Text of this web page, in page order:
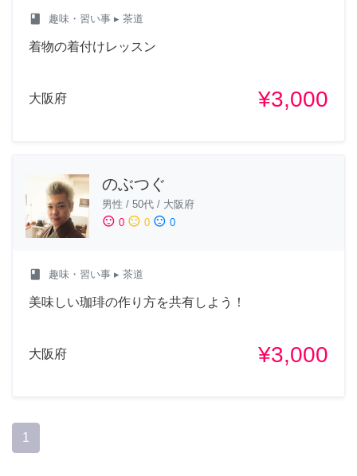
class 趣味・習い事 ▸ 茶道
着物の着付けレッスン
大阪府 ¥3,000
のぶつぐ
男性 / 50代 / 大阪府
sentiment_satisfied 0 sentiment_neutral 0 sentiment_dissatisfied 0
class 趣味・習い事 ▸ 茶道
美味しい珈琲の作り方を共有しよう！
大阪府 ¥3,000
1